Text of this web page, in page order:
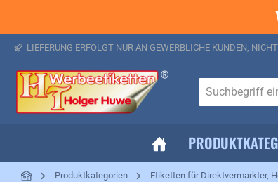
LIEFERUNG ERFOLGT NUR AN GEWERBLICHE KUNDEN,
Produktkategorien Etiketten für Direktvermarkter,